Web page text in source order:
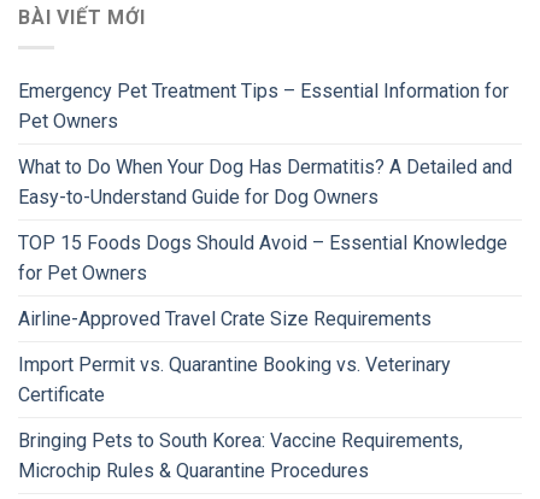
BÀI VIẾT MỚI
Emergency Pet Treatment Tips – Essential Information for
Pet Owners
What to Do When Your Dog Has Dermatitis? A Detailed and
Easy-to-Understand Guide for Dog Owners
TOP 15 Foods Dogs Should Avoid – Essential Knowledge
for Pet Owners
Airline-Approved Travel Crate Size Requirements
Import Permit vs. Quarantine Booking vs. Veterinary
Certificate
Bringing Pets to South Korea: Vaccine Requirements,
Microchip Rules & Quarantine Procedures